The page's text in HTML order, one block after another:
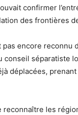
confirmer
des frontières
pas encore
conseil séparatiste
déplacées,
reconnaître les